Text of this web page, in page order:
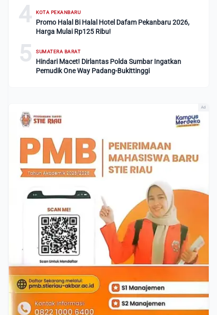
4 KOTA PEKANBARU
Promo Halal Bi Halal Hotel Dafam Pekanbaru 2026,
Harga Mulai Rp125 Ribu!
5 SUMATERA BARAT
Hindari Macet! Dirlantas Polda Sumbar Ingatkan
Pemudik One Way Padang-Bukittinggi
Ad